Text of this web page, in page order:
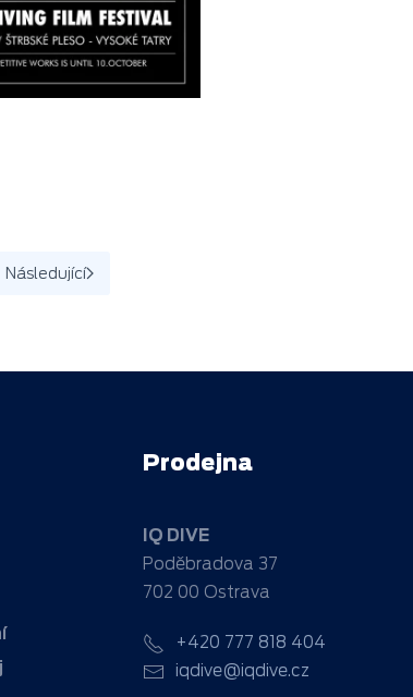
Následující
Prodejna
IQ DIVE
Poděbradova 37
702 00 Ostrava
+420 777 818 404
iqdive@iqdive.cz